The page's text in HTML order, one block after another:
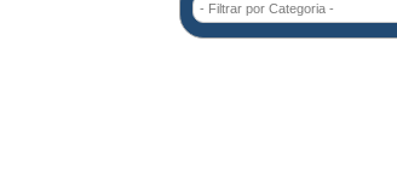
- Filtrar por Categoria -